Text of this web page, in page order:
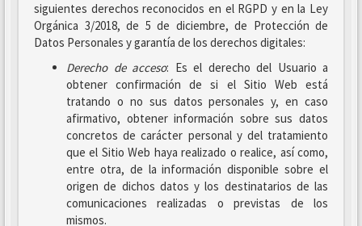
siguientes derechos reconocidos en el RGPD y en la Ley
Orgánica 3/2018, de 5 de diciembre, de Protección de
Datos Personales y garantía de los derechos digitales:
Derecho de acceso: Es el derecho del Usuario a
obtener confirmación de si el Sitio Web está
tratando o no sus datos personales y, en caso
afirmativo, obtener información sobre sus datos
concretos de carácter personal y del tratamiento
que el Sitio Web haya realizado o realice, así como,
entre otra, de la información disponible sobre el
origen de dichos datos y los destinatarios de las
comunicaciones realizadas o previstas de los
mismos.